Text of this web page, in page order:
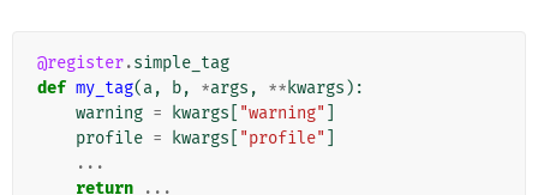
@register.simple_tag
def my_tag(a, b, *args , **kwargs ):
warning = kwargs "warning"
profile = kwargs "profile"
...
return
...